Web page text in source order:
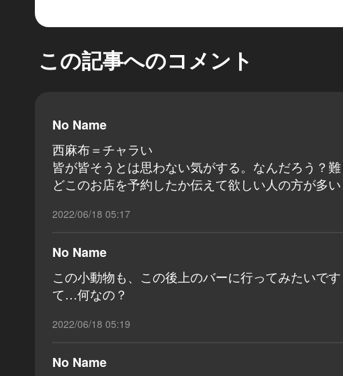
この記事へのコメント
No Name
西麻布＝チャラい
皆が皆そうとは思わない気がする。なんだろう？
どこのお店を予約したか伝えて欲しい人の方が多い
2022/06/18 05:17
No Name
この小動物も、この後上のバーに行ってみたいで
て…何なの？
2022/06/18 05:19
No Name